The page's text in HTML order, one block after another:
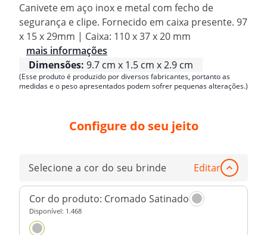
Canivete em aço inox e metal com fecho de
segurança e clipe. Fornecido em caixa presente. 97
x 15 x 29mm | Caixa: 110 x 37 x 20 mm
mais informações
Dimensões: 9.7 cm x 1.5 cm x 2.9 cm
(Esse produto é produzido por diversos fabricantes, portanto as
medidas e o peso apresentados podem sofrer pequenas alterações.)
Configure do seu jeito
Selecione a cor do seu brinde Editar
Cor do produto: Cromado Satinado
Disponível: 1.468